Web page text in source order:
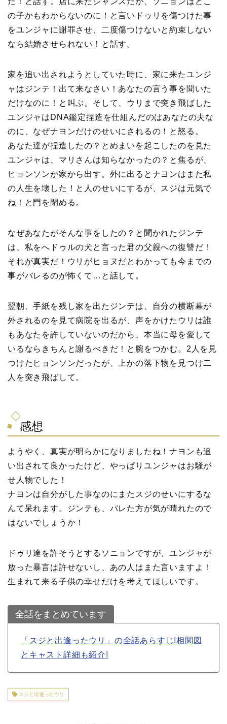
の子かもわからないのに！と言いドゥリを傷つけた事
をユンジャに謝罪させ、二度傷つけないと約束しない
なら結婚させられない！と話す。
家を追い出されようとしていた時に、家に来たユンジ
ャはジンテ！出て来なさい！あなたの言う事を聞いた
だけなのに！と叫ぶ。そして、ウリまで突き飛ばした
ユンジャはDNA鑑定捏造を仕組んだのはあなたの夫な
のに、なぜナヨンだけのせいにされるの！と怒る。
あなた達が捏造したの？とめまいを起こしたのを見た
ユンジャは、マリさんは知らなかったの？と焦るが、
ヒョンソンが家から出す。外に出るとナヨンはまた私
の人生を壊した！と人のせいにするが、スジは元気で
ね！と門を閉める。
なぜあなたがそんな事をしたの？と聞かれたジンテ
は、私をへドゥルの犬と言った君の父親への復讐だ！
それが真実だ！ウリがヒョヌだとわかっても今までの
事がバレるのが怖くて…と話して。
翌朝、手紙を残し家を出たジンテは、自分の横断幕が
外されるのを見て病院を出るが、声をかけたウリは誰
もあなたを許していないのだから、本当に母を愛して
いるならきちんと謝るべきだ！と腕をつかむ。2人を見
つけたヒョンソンだったが、上かの落下物を見つけ二
人を突き飛ばして。
感想
ようやく、真実が明らかになりましたね！ナヨンも追
い出されて良かったけど、やっぱりユンジャはお騒が
せ人物でした！
ナヨンは自分がした事なのにまたスジのせいにするな
んて呆れます。ジンテも、バレた方が気が晴れたので
はないでしょうか！
ドゥリ達を許そうとするソニョンですが、ユンジャが
放った暴言は許せないし、あの人はまた言いますよ！
生まれて来る子供の幸せだけを考えてほしいです。
全話をまとめています
「スジと出逢ったウリ」の全話あらすじ!相関図
とキャスト詳細も紹介!
スジと出逢ったウリ